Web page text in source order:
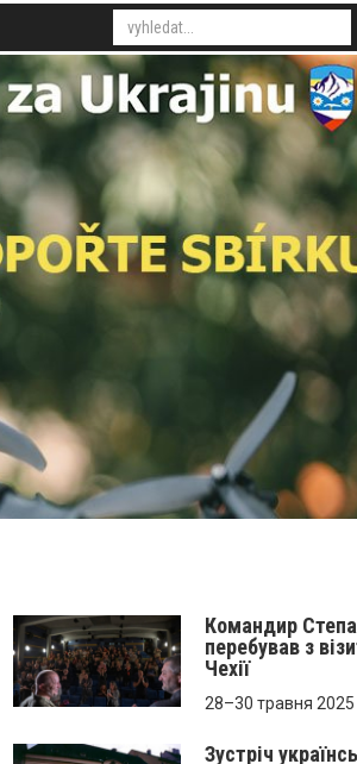
Командир
перебував з
Чехії
28–30 травня 2025
Зустріч